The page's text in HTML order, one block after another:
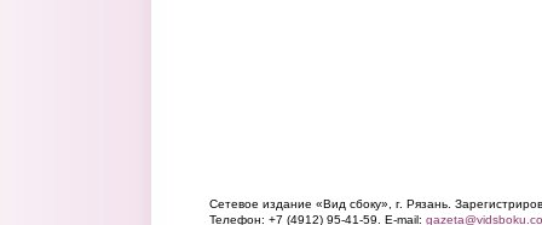
Сетевое издание «Вид сбоку», г. Рязань.
Телефон: +7 (4912) 95-41-59. E-mail: